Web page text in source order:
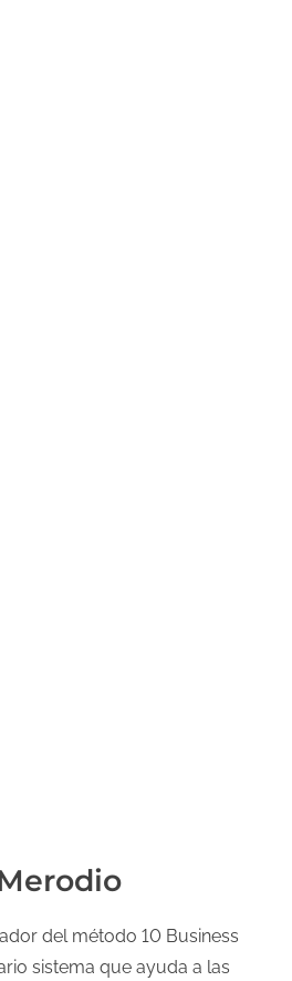
del método 10 Business
sistema que ayuda a las